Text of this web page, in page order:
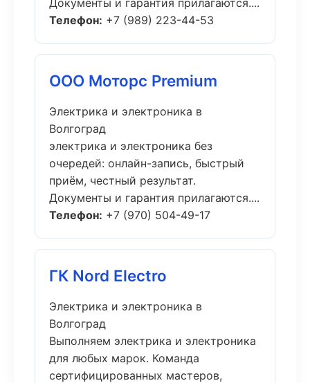
Документы и гарантия прилагаются....
Телефон: +7 (989) 223-44-53
ООО Моторс Premium
Электрика и электроника в
Волгоград
электрика и электроника без
очередей: онлайн-запись, быстрый
приём, честный результат.
Документы и гарантия прилагаются....
Телефон: +7 (970) 504-49-17
ГК Nord Electro
Электрика и электроника в
Волгоград
Выполняем электрика и электроника
для любых марок. Команда
сертифицированных мастеров,